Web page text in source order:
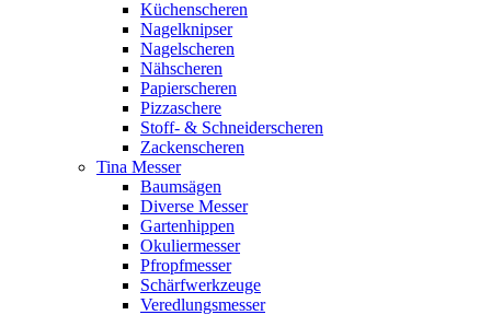
Küchenscheren
Nagelknipser
Nagelscheren
Nähscheren
Papierscheren
Pizzaschere
Stoff- & Schneiderscheren
Zackenscheren
Tina Messer
Baumsägen
Diverse Messer
Gartenhippen
Okuliermesser
Pfropfmesser
Schärfwerkzeuge
Veredlungsmesser